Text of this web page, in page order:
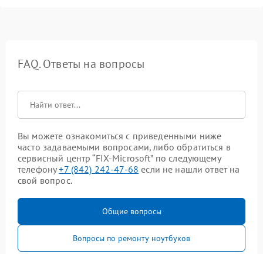
FAQ. Ответы на вопросы
Вы можете ознакомиться с приведенными ниже
часто задаваемыми вопросами, либо обратиться в
сервисный центр “FIX-Microsoft” по следующему
телефону+7 (842) 242-47-68 если не нашли ответ на
свой вопрос.
Общие вопросы
Вопросы по ремонту ноутбуков